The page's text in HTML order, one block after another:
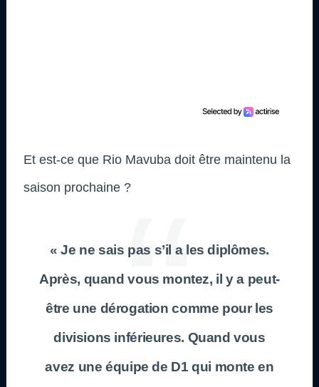
Et est-ce que Rio Mavuba doit être maintenu la
saison prochaine ?
« Je ne sais pas s’il a les diplômes.
Après, quand vous montez, il y a peut-
être une dérogation comme pour les
divisions inférieures. Quand vous
avez une équipe de D1 qui monte en